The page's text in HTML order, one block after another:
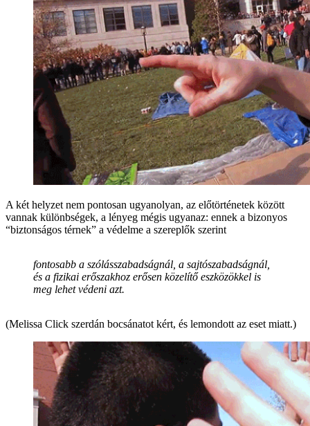
A két helyzet nem pontosan ugyanolyan, az előtörténetek között
vannak különbségek, a lényeg mégis ugyanaz: ennek a bizonyos
“biztonságos térnek” a védelme a szereplők szerint
fontosabb a szólásszabadságnál, a sajtószabadságnál,
és a fizikai erőszakhoz erősen közelítő eszközökkel is
meg lehet védeni azt.
(Melissa Click szerdán bocsánatot kért, és lemondott az eset miatt.)